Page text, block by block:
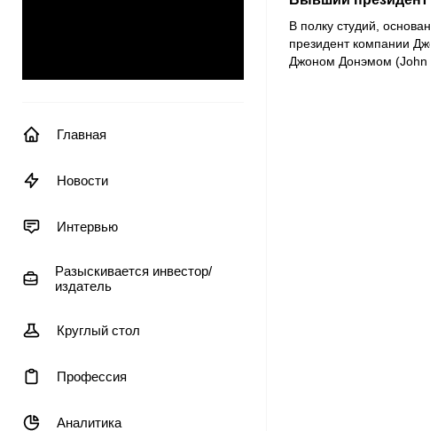
Главная
Новости
Интервью
Разыскивается инвестор/
издатель
Круглый стол
Профессия
Аналитика
В полку студий,
президент компании
Джоном Донэмом (John